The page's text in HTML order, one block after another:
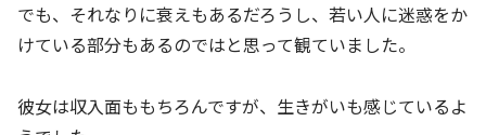
でも、それなりに衰えもあるだろうし、若い人に迷惑をか
けている部分もあるのではと思って観ていました。
彼女は収入面ももちろんですが、生きがいも感じているよ